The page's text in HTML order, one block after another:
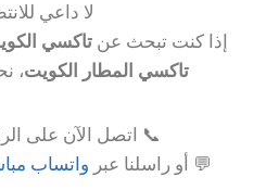
لا داعي
إذا كنت تبحث عن تاكسي الكويت 24
تاكسي المطار الكويت،
📞 اتصل الآن على الرقم:
💬 أو راسلنا عبر واتساب